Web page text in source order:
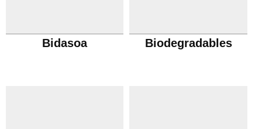
Bidasoa Biodegradables